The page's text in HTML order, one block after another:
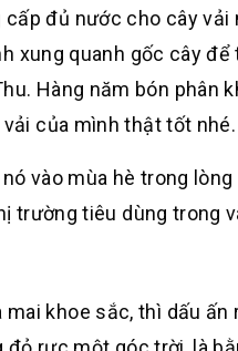
đủ nước cho cây vải
xung quanh gốc cây để
Hàng năm bón phân
của mình thật tốt nhé.
vào mùa hè trong
trường tiêu dùng trong
khoe sắc, thì dấu ấn